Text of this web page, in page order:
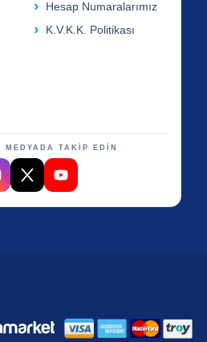
Hesap Numaralarımız
K.V.K.K. Politikası
MEDYADA TAKİP EDİN